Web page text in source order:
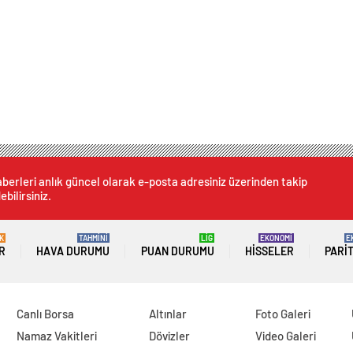
anlık güncel olarak e-posta adresiniz üzerinden takip
HAVA DURUMU
TAHMİNİ
PUAN DURUMU
LİG
HISSELER
EKONOMİ
Canlı Borsa
Namaz Vakitleri
Altınlar
Dövizler
Foto Galeri
Video Galeri